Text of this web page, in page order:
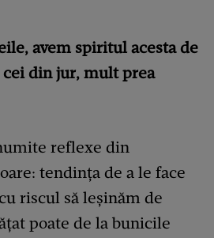
avem spiritul acesta de
din jur, mult prea
reflexe din
tendința de a le face
riscul să leșinăm de
poate de la bunicile